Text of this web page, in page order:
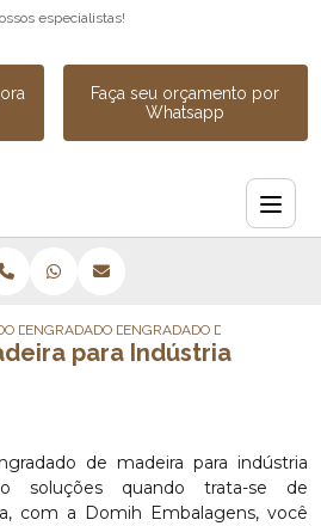
especialistas!
Faça seu orçamento por
Whatsapp
DE MADEIRA
ENGRADADO DE MADEIRA INDUSTRIAL
ENGRADADO DE MADEIRA
para Indústria
de madeira para indústria
soluções quando trata-se de
com a Domih Embalagens, você